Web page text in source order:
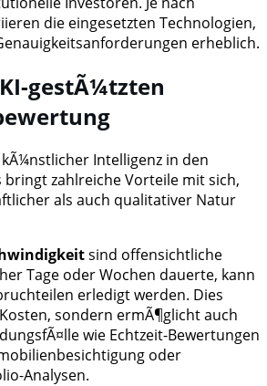
die eingesetzten Technologien,
erheblich.
gestÃ¼tzten
Intelligenz in den
bringt zahlreiche Vorteile mit sich,
als auch qualitativer Natur
sind offensichtliche
Tage oder Wochen dauerte, kann
erledigt werden. Dies
sondern ermÃ¶glicht auch
wie Echtzeit-Bewertungen
oder
Analysen.